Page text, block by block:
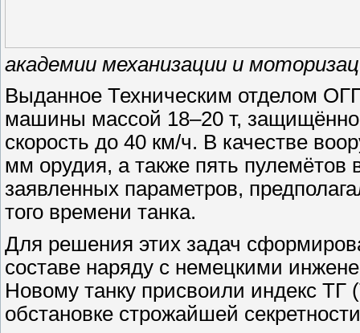
академии механизации и
Выданное Техническим отделом
машины массой 18–20 т,
скорость до 40 км/ч. В качестве
мм орудия, а также пять пулемётов
заявленных параметров,
того времени танка.
Для решения этих задач
составе наряду с немецкими
Новому танку присвоили индекс ТГ
обстановке строжайшей